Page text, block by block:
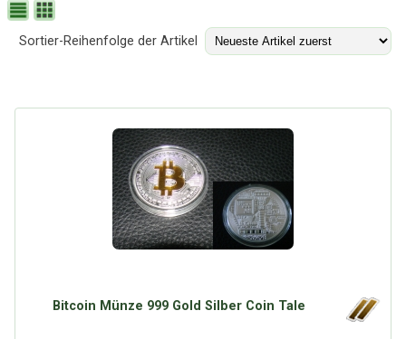
Sortier-Reihenfolge der Artikel
Bitcoin Münze 999 Gold Silber Coin Tale